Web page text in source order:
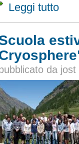
Leggi tutto
da jost